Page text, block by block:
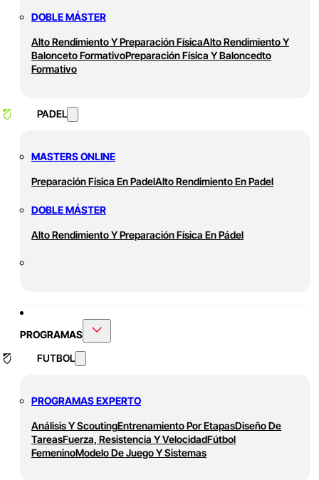
DOBLE MÁSTER
Alto Rendimiento Y Preparación FísicaAlto Rendimiento Y
Balonceto FormativoPreparación Física Y Baloncedto
Formativo
PADEL
MASTERS ONLINE
Preparación Física En PadelAlto Rendimiento En Padel
DOBLE MÁSTER
Alto Rendimiento Y Preparación Física En Pádel
PROGRAMAS
FUTBOL
PROGRAMAS EXPERTO
Análisis Y ScoutingEntrenamiento Por EtapasDiseño De
TareasFuerza, Resistencia Y VelocidadFútbol
FemeninoModelo De Juego Y Sistemas